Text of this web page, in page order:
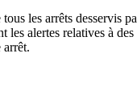
les arrêts desservis
alertes relatives à
arrêt.